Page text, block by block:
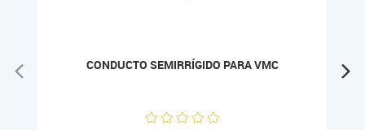
CONDUCTO SEMIRRÍGIDO PARA VMC